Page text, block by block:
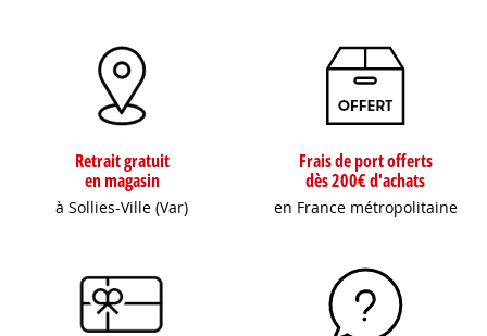
Retrait gratuit
en magasin
à Sollies-Ville (Var)
Frais de port offerts
dès 200€ d'achats
en France métropolitaine